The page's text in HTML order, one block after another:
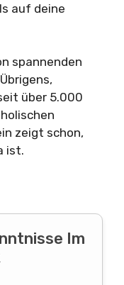
auf deine
spannenden
über 5.000
zeigt schon,
ist.
Im